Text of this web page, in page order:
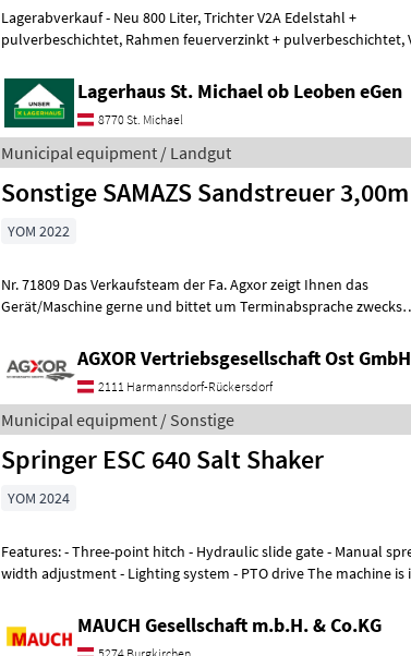
Lagerabverkauf - Neu 800 Liter, Trichter V2A Edelstahl +
pulverbeschichtet, Rahmen feuerverzinkt + pulverbeschichtet, V2A-
Lagerhaus St. Michael ob Leoben eGen
8770 St. Michael
Municipal equipment / Landgut
Sonstige SAMAZS Sandstreuer 3,00m
YOM 2022
Nr. 71809 Das Verkaufsteam der Fa. Agxor zeigt Ihnen das
Gerät/Maschine gerne und bittet um Terminabsprache zwecks
AGXOR Vertriebsgesellschaft Ost GmbH
2111 Harmannsdorf-Rückersdorf
Municipal equipment / Sonstige
Springer ESC 640 Salt Shaker
YOM 2024
Features: - Three-point hitch - Hydraulic slide gate - Manual spread
width adjustment - Lighting system - PTO drive The machine is in
MAUCH Gesellschaft m.b.H. & Co.KG